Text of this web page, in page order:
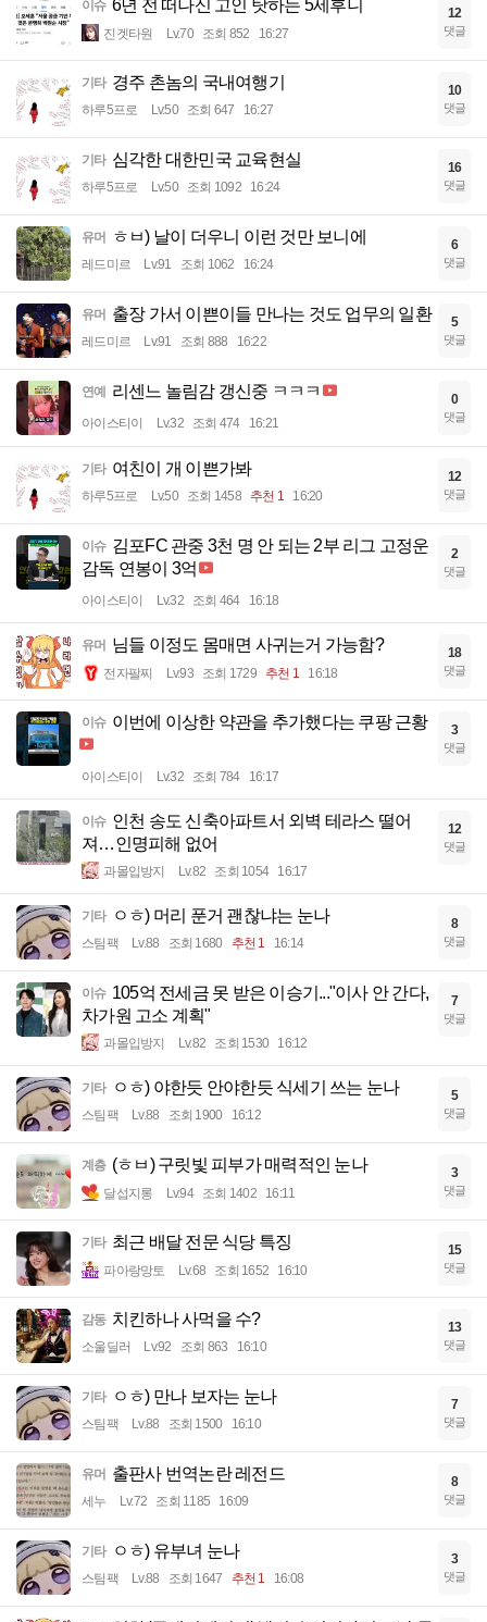
이슈 6년 전 떠나신 고인 탓하는 5세후니
진겟타원 Lv.70 조회 852 16:27
12
댓글
기타 경주 촌놈의 국내여행기
하루5프로 Lv.50 조회 647 16:27
10
댓글
기타 심각한 대한민국 교육현실
하루5프로 Lv.50 조회 1092 16:24
16
댓글
유머 ㅎㅂ) 날이 더우니 이런 것만 보니에
레드미르 Lv.91 조회 1062 16:24
6
댓글
유머 출장 가서 이쁜이들 만나는 것도 업무의 일환
레드미르 Lv.91 조회 888 16:22
5
댓글
연예 리센느 놀림감 갱신중 ㅋㅋㅋ
아이스티이 Lv.32 조회 474 16:21
0
댓글
기타 여친이 개 이쁜가봐
하루5프로 Lv.50 조회 1458 추천 1 16:20
12
댓글
이슈 김포FC 관중 3천 명 안 되는 2부 리그 고정운
감독 연봉이 3억
아이스티이 Lv.32 조회 464 16:18
2
댓글
유머 님들 이정도 몸매면 사귀는거 가능함?
전자팔찌 Lv.93 조회 1729 추천 1 16:18
18
댓글
이슈 이번에 이상한 약관을 추가했다는 쿠팡 근황
아이스티이 Lv.32 조회 784 16:17
3
댓글
이슈 인천 송도 신축아파트서 외벽 테라스 떨어
져…인명피해 없어
과몰입방지 Lv.82 조회 1054 16:17
12
댓글
기타 ㅇㅎ) 머리 푼거 괜찮냐는 눈나
스팀팩 Lv.88 조회 1680 추천 1 16:14
8
댓글
이슈 105억 전세금 못 받은 이승기..."이사 안 간다,
차가원 고소 계획"
과몰입방지 Lv.82 조회 1530 16:12
7
댓글
기타 ㅇㅎ) 야한듯 안야한듯 식세기 쓰는 눈나
스팀팩 Lv.88 조회 1900 16:12
5
댓글
계층 (ㅎㅂ) 구릿빛 피부가 매력적인 눈나
달섭지롱 Lv.94 조회 1402 16:11
3
댓글
기타 최근 배달 전문 식당 특징
파아랑망토 Lv.68 조회 1652 16:10
15
댓글
감동 치킨하나 사먹을 수?
소울딜러 Lv.92 조회 863 16:10
13
댓글
기타 ㅇㅎ) 만나 보자는 눈나
스팀팩 Lv.88 조회 1500 16:10
7
댓글
유머 출판사 번역논란 레전드
세누 Lv.72 조회 1185 16:09
8
댓글
기타 ㅇㅎ) 유부녀 눈나
스팀팩 Lv.88 조회 1647 추천 1 16:08
3
댓글